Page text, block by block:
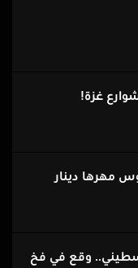
غزة!
مهرها دينار
وقع في فخ